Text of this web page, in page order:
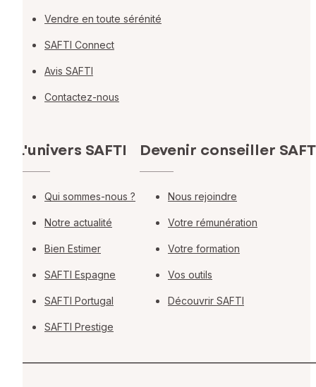
Vendre en toute sérénité
SAFTI Connect
Avis SAFTI
Contactez-nous
L'univers SAFTI
Qui sommes-nous ?
Notre actualité
Bien Estimer
SAFTI Espagne
SAFTI Portugal
SAFTI Prestige
Devenir conseiller
Nous rejoindre
Votre rémunération
Votre formation
Vos outils
Découvrir SAFTI